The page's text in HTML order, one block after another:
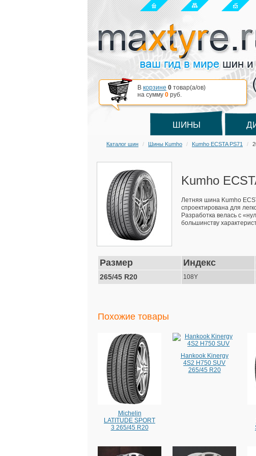
В корзине 0 товар(a/ов)
на сумму 0 руб.
ШИНЫ
Каталог шин Шины Kumho Kumho ECSTA PS71
Kumho
Летняя шина Kumho
спроектирована для
Разработка велась с
большинству
Размер Индекс
265/45 R20 108Y
Похожие товары
Michelin
LATITUDE SPORT
3 265/45 R20
Hankook Kinergy
4S2 H750 SUV
265/45 R20